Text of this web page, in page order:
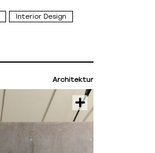
Interior Design
Architektur